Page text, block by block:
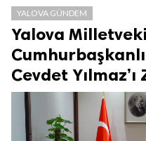
YALOVA GÜNDEM
Yalova
Cevdet